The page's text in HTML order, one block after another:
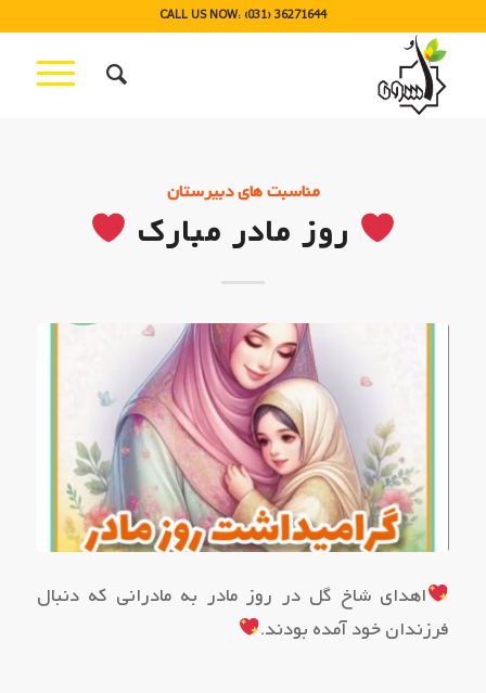
CALL US NOW: (031) 36271644
مناسبت های دبیرستان
روز مادر مبارک
اهدای شاخ گل در روز مادر به مادرانی که دنبال
فرزندان خود آمده بودند.